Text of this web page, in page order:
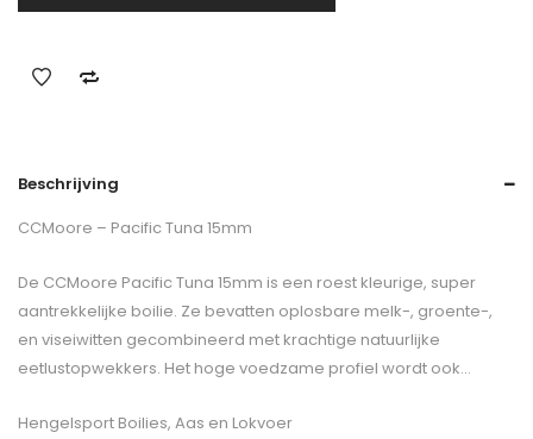
Beschrijving
CCMoore – Pacific Tuna 15mm
De CCMoore Pacific Tuna 15mm is een roest kleurige, super
aantrekkelijke boilie. Ze bevatten oplosbare melk-, groente-,
en viseiwitten gecombineerd met krachtige natuurlijke
eetlustopwekkers. Het hoge voedzame profiel wordt ook…
Hengelsport Boilies, Aas en Lokvoer